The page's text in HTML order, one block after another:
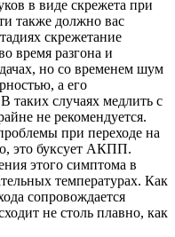
в виде скрежета при
также должно вас
скрежетание
время разгона и
но со временем шум
а его
таких случаях медлить с
не рекомендуется.
при переходе на
это буксует АКПП.
этого симптома в
температурах. Как
сопровождается
не столь плавно, как